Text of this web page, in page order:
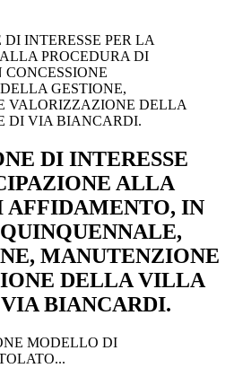
INTERESSE PER LA
PROCEDURA DI
GESTIONE,
VALORIZZAZIONE DELLA
DI VIA BIANCARDI.
DI INTERESSE
ALLA
AFFIDAMENTO, IN
MANUTENZIONE
DELLA VILLA
BIANCARDI.
MODELLO DI